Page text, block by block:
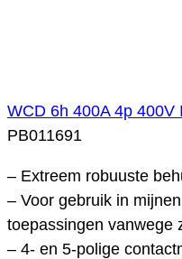
WCD 6h 400A 4p 400V
PB011691
– Extreem robuuste
– Voor gebruik in
toepassingen vanwege
– 4- en 5-polige